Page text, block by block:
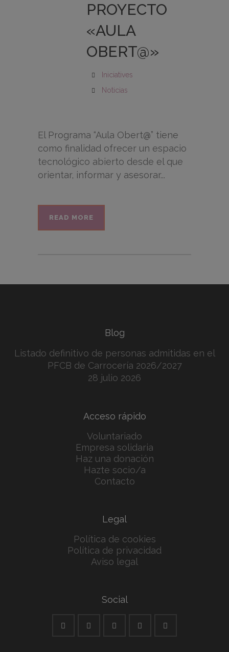
PROYECTO
«AULA
OBERT@»
Iniciatives
Noticias
El Programa “Aula Obert@” tiene
como finalidad ofrecer un espacio
tecnológico abierto desde el que
orientar, informar y asesorar...
READ MORE
Blog
Listado definitivo de personas admitidas en el
PFCB de Carrocería 2026/2027
28 julio 2026
Acceso rápido
Voluntariado
Empresa solidaria
Haz una donación
Hazte socio/a
Contacto
Legal
Política de cookies
Política de privacidad
Aviso legal
Social